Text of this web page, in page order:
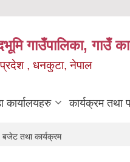
गाउँपालिका, गाउँ
, धनकुटा, नेपाल
कार्यालयहरु कार्यक्रम तथा
तथा कार्यक्रम